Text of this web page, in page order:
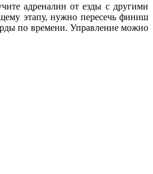
адреналин от езды с другими
этапу, нужно пересечь финиш
по времени. Управление можно